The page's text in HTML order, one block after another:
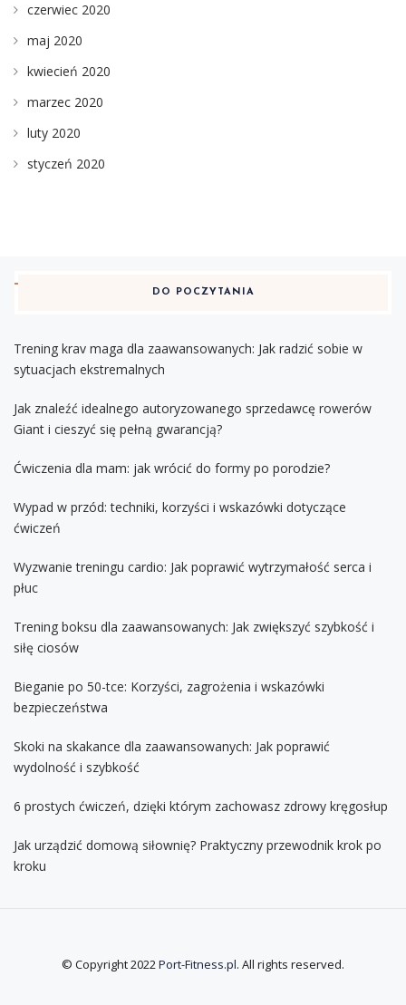
czerwiec 2020
maj 2020
kwiecień 2020
marzec 2020
luty 2020
styczeń 2020
DO POCZYTANIA
Trening krav maga dla zaawansowanych: Jak radzić sobie w
sytuacjach ekstremalnych
Jak znaleźć idealnego autoryzowanego sprzedawcę rowerów
Giant i cieszyć się pełną gwarancją?
Ćwiczenia dla mam: jak wrócić do formy po porodzie?
Wypad w przód: techniki, korzyści i wskazówki dotyczące
ćwiczeń
Wyzwanie treningu cardio: Jak poprawić wytrzymałość serca i
płuc
Trening boksu dla zaawansowanych: Jak zwiększyć szybkość i
siłę ciosów
Bieganie po 50-tce: Korzyści, zagrożenia i wskazówki
bezpieczeństwa
Skoki na skakance dla zaawansowanych: Jak poprawić
wydolność i szybkość
6 prostych ćwiczeń, dzięki którym zachowasz zdrowy kręgosłup
Jak urządzić domową siłownię? Praktyczny przewodnik krok po
kroku
© Copyright 2022Port-Fitness.pl. All rights reserved.